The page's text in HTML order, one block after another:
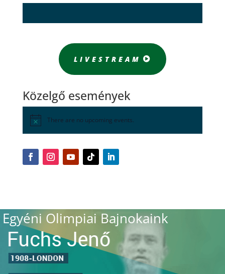
LIVESTREAM
Közelgő események
There are no upcoming events.
Egyéni Olimpiai Bajnokaink